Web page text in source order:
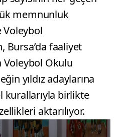
memnunluk
Voleybol
Bursa’da faaliyet
Voleybol Okulu
yıldız adaylarına
kurallarıyla birlikte
aktarılıyor.